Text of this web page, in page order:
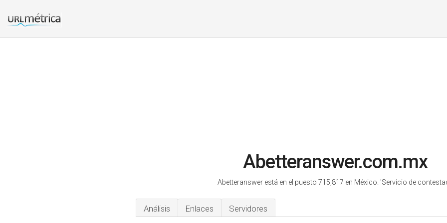
Abetteranswer.com.mx
Abetteranswer está en el puesto 715,817 en México. 'Servicio de
Análisis Enlaces Servidores